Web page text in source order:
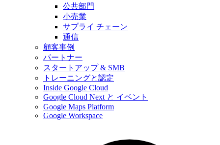
公共部門
小売業
サプライ チェーン
通信
顧客事例
パートナー
スタートアップ & SMB
トレーニングと認定
Inside Google Cloud
Google Cloud Next と イベント
Google Maps Platform
Google Workspace